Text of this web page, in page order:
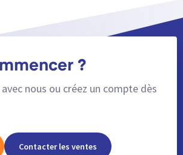
?
nous ou créez un compte dès
Contacter les ventes